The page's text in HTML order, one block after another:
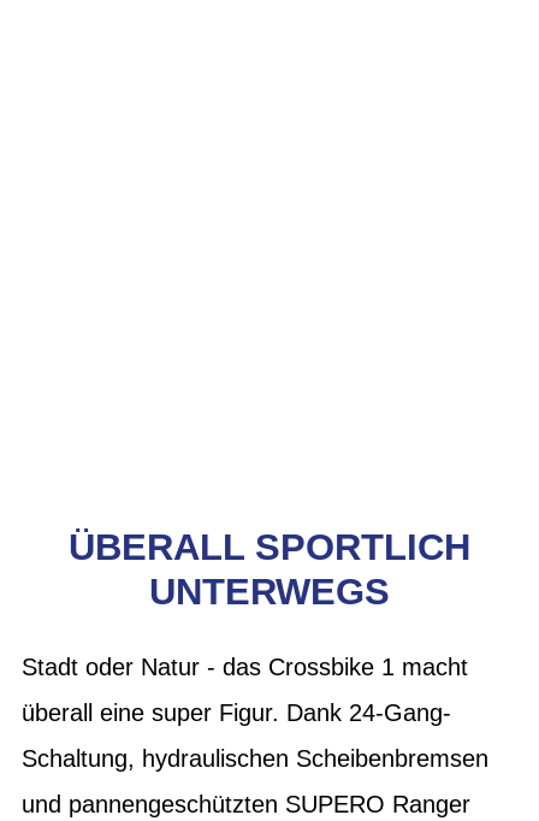
ÜBERALL SPORTLICH
UNTERWEGS
Stadt oder Natur - das Crossbike 1 macht
überall eine super Figur. Dank 24-Gang-
Schaltung, hydraulischen Scheibenbremsen
und pannengeschützten SUPERO Ranger